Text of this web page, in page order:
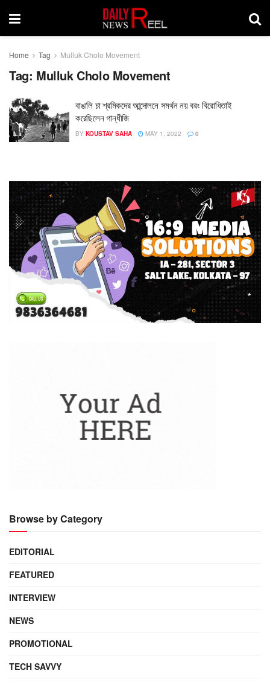
Home Tag Mulluk Cholo Movement
Tag: Mulluk Cholo Movement
বাঙালি চা শ্রমিকদের আন্দোলনে সমর্থন নয় বরং বিরোধিতাই
করেছিলেন গান্ধীজি
BY KOUSTAV SAHA MAY 1, 2022 0
Browse by Category
EDITORIAL
FEATURED
INTERVIEW
NEWS
PROMOTIONAL
TECH SAVVY